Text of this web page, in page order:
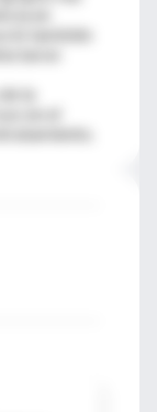
también
la
en el